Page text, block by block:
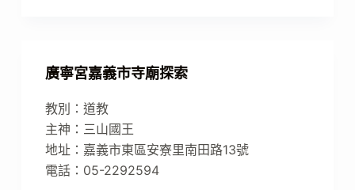
廣寧宮嘉義市寺廟探索
教別：道教
主神：三山國王
地址：嘉義市東區安寮里南田路13號
電話：05-2292594